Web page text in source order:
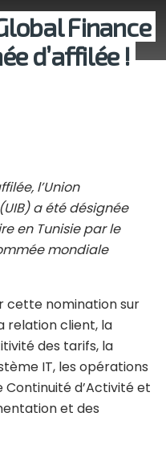
Finance
d’affilée !
l’Union
a été désignée
en Tunisie par le
mondiale
cette nomination sur
relation client, la
des tarifs, la
IT, les opérations
d’Activité et
et des